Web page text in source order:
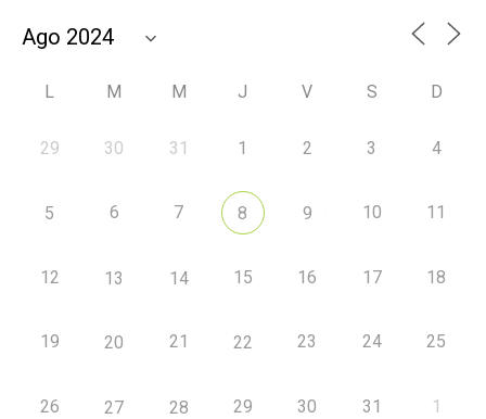
L M M J V S D
29 30 31 1 2 3 4
5 6 7 8 9 10 11
12 13 14 15 16 17 18
19 20 21 22 23 24 25
26 27 28 29 30 31 1